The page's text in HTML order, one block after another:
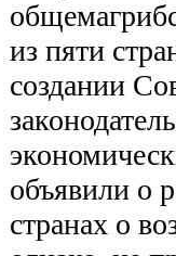
из пяти
создании
объявили о
странах о